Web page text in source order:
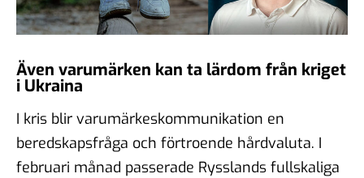
Även varumärken kan ta lärdom från kriget
i Ukraina
I kris blir varumärkeskommunikation en
beredskapsfråga och förtroende hårdvaluta. I
februari månad passerade Rysslands fullskaliga